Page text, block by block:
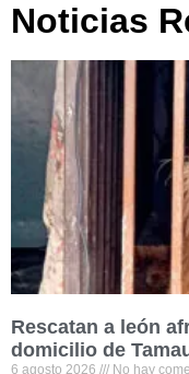
Noticias
Rescatan a león
domicilio de
6 agosto 2026 No hay